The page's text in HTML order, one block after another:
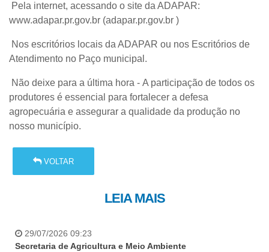
Pela internet, acessando o site da ADAPAR:
www.adapar.pr.gov.br (adapar.pr.gov.br )
Nos escritórios locais da ADAPAR ou nos Escritórios de
Atendimento no Paço municipal.
Não deixe para a última hora - A participação de todos os
produtores é essencial para fortalecer a defesa
agropecuária e assegurar a qualidade da produção no
nosso município.
VOLTAR
LEIA MAIS
29/07/2026 09:23
Secretaria de Agricultura e Meio Ambiente